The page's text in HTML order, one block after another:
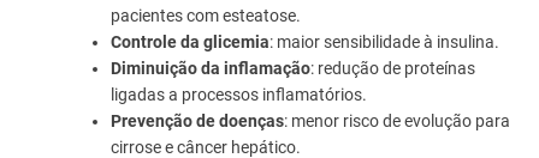
pacientes com esteatose.
Controle da glicemia: maior sensibilidade à insulina.
Diminuição da inflamação: redução de proteínas
ligadas a processos inflamatórios.
Prevenção de doenças: menor risco de evolução para
cirrose e câncer hepático.